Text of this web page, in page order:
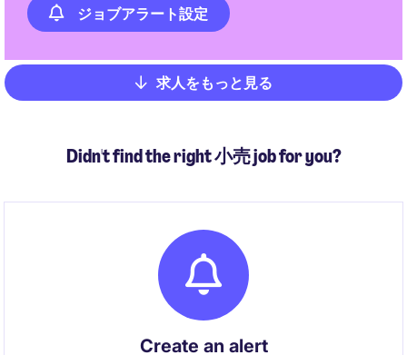
ジョブアラート設定
Pagination
求人をもっと見る
Didn't find the right 小売 job for you?
Create an alert